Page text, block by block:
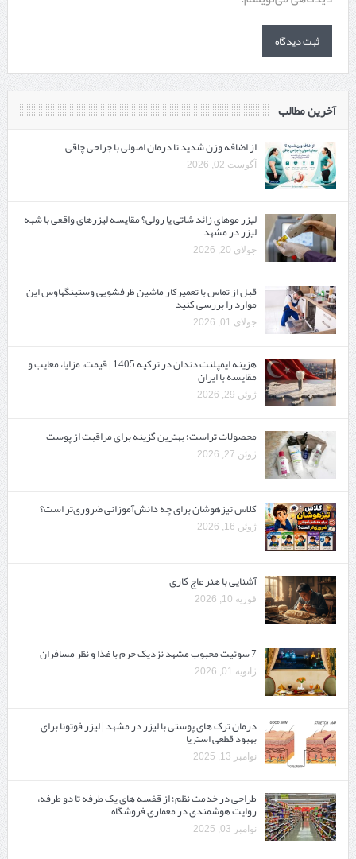
آخرین مطالب
از اضافه وزن شدید تا درمان اصولی با جراحی چاقی
آگوست 02, 2026
لیزر موهای زائد شاتی یا رولی؟ مقایسه لیزرهای واقعی با شبه‌
لیزر در مشهد
جولای 20, 2026
قبل از تماس با تعمیرکار ماشین ظرفشویی وستینگهاوس این
موارد را بررسی کنید
جولای 01, 2026
هزینه ایمپلنت دندان در ترکیه 1405 | قیمت، مزایا، معایب و
مقایسه با ایران
ژوئن 29, 2026
محصولات تراست؛ بهترین گزینه برای مراقبت از پوست
ژوئن 27, 2026
کلاس تیزهوشان برای چه دانش‌آموزانی ضروری‌تر است؟
ژوئن 16, 2026
آشنایی با هنر عاج کاری
فوریه 10, 2026
7 سوئیت محبوب مشهد نزدیک حرم با غذا و نظر مسافران
ژانویه 01, 2026
درمان ترک های پوستی با لیزر در مشهد | لیزر فوتونا برای
بهبود قطعی استریا
نوامبر 13, 2025
طراحی در خدمت نظم؛ از قفسه ‌های یک‌ طرفه تا دو طرفه،
روایت هوشمندی در معماری فروشگاه
نوامبر 03, 2025